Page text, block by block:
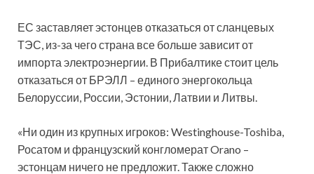
ЕС заставляет эстонцев отказаться от сланцевых
ТЭС, из-за чего страна все больше зависит от
импорта электроэнергии. В Прибалтике стоит цель
отказаться от БРЭЛЛ – единого энергокольца
Белоруссии, России, Эстонии, Латвии и Литвы.
«Ни один из крупных игроков: Westinghouse-Toshiba,
Росатом и французский конгломерат Orano –
эстонцам ничего не предложит. Также сложно